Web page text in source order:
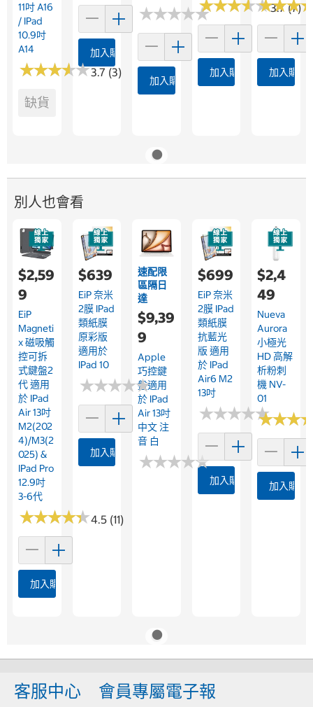
11吋 A16
/ IPad
10.9吋
A14
★★★★★
★★★★★3.7 (3)
缺貨
加入購物車
★★★★★
★★★★★
加入購物車
★★★★★
★★★★★3.7 (7)
加入購物車
★★★
★★★
加入購物
別人也會看
$2,59
9
EiP
Magneti
X 磁吸觸
控可拆
式鍵盤2
代 適用
於 IPad
Air 13吋
M2(202
4)/M3(2
025) &
IPad Pro
12.9吋
3-6代
★★★★★
★★★★★4.5 (11)
加入購物車
$639
EiP 奈米
2膜 IPad
類紙膜
原彩版
適用於
IPad 10
★★★★★
★★★★★
加入購物車
速配限
區隔日
達
$9,39
9
Apple
巧控鍵
盤適用
於 IPad
Air 13吋
中文 注
音 白
★★★★★
★★★★★
$699
EiP 奈米
2膜 IPad
類紙膜
抗藍光
版 適用
於 IPad
Air6 M2
13吋
★★★★★
★★★★★
加入購物車
$2,4
49
Nueva
Aurora
小極光
HD 高解
析粉刺
機 NV-
01
★★★
★★★
加入購物
客服中心 會員專屬電子報